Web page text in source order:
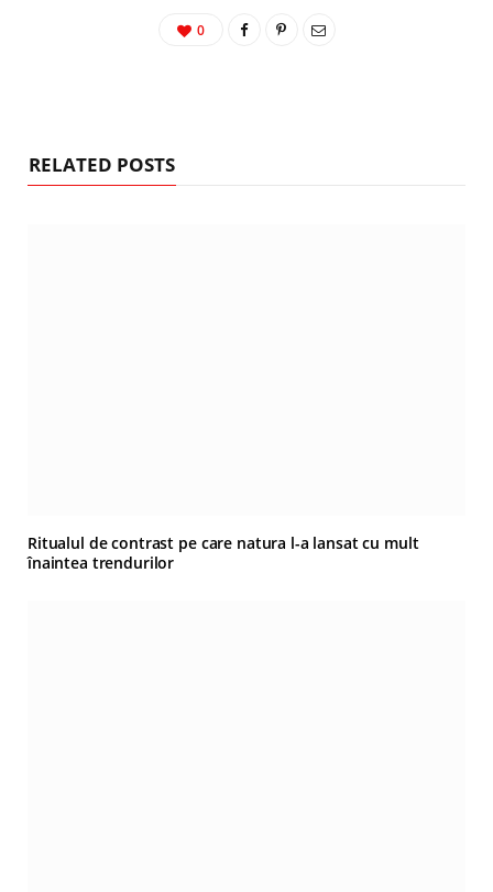
0
RELATED POSTS
Ritualul de contrast pe care natura l-a lansat cu mult
înaintea trendurilor